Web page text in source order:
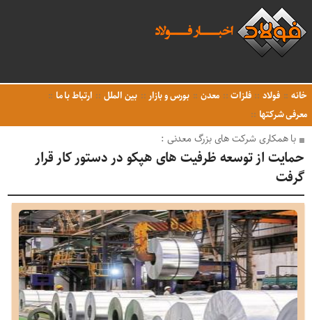
خانه فولاد فلزات معدن بورس و بازار بین الملل
ارتباط با ما
معرفی شرکتها
با همکاری شرکت های بزرگ معدنی :
حمایت از توسعه ظرفیت های هپکو در دستور کار قرار
گرفت